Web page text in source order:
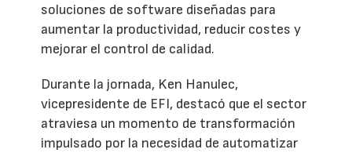
soluciones de software diseñadas para
aumentar la productividad, reducir costes y
mejorar el control de calidad.
Durante la jornada, Ken Hanulec,
vicepresidente de EFI, destacó que el sector
atraviesa un momento de transformación
impulsado por la necesidad de automatizar